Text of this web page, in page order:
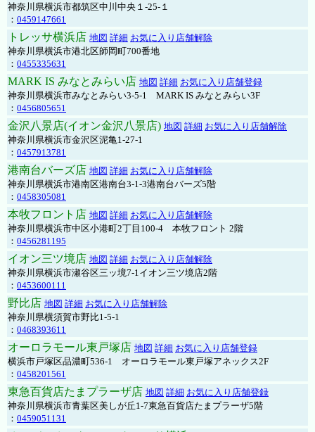
神奈川県横浜市都筑区中川中央１-25-１
： 0459147661
トレッサ横浜店 地図 詳細 お気に入り店舗解除
神奈川県横浜市港北区師岡町700番地
： 0455335631
MARK IS みなとみらい店 地図 詳細 お気に入り店舗登録
神奈川県横浜市みなとみらい3-5-1 MARK IS みなとみらい3F
： 0456805651
金沢八景店(イオン金沢八景店) 地図 詳細 お気に入り店舗解除
神奈川県横浜市金沢区泥亀1-27-1
： 0457913781
港南台バーズ店 地図 詳細 お気に入り店舗解除
神奈川県横浜市港南区港南台3-1-3港南台バーズ5階
： 0458305081
本牧フロント店 地図 詳細 お気に入り店舗解除
神奈川県横浜市中区小港町2丁目100-4 本牧フロント 2階
： 0456281195
イオン三ツ境店 地図 詳細 お気に入り店舗解除
神奈川県横浜市瀬谷区三ッ境7-1イオン三ツ境店2階
： 0453600111
野比店 地図 詳細 お気に入り店舗解除
神奈川県横須賀市野比1-5-1
： 0468393611
オーロラモール東戸塚店 地図 詳細 お気に入り店舗登録
横浜市戸塚区品濃町536-1 オーロラモール東戸塚アネックス2F
： 0458201561
東急百貨店たまプラーザ店 地図 詳細 お気に入り店舗登録
神奈川県横浜市青葉区美しが丘1-7東急百貨店たまプラーザ5階
： 0459051131